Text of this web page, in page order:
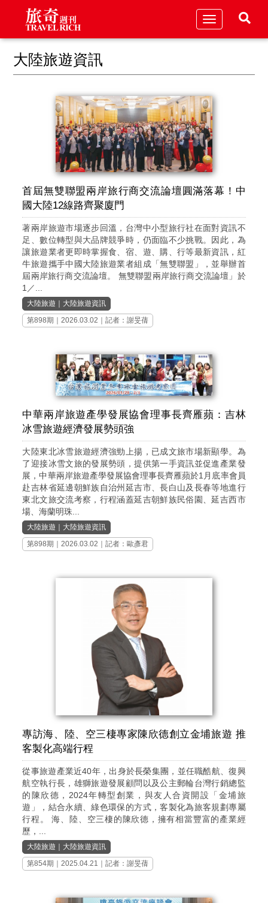
Toggle
大陸旅遊資訊
首屆無雙聯盟兩岸旅行商交流論壇圓滿落幕！中
國大陸12線路齊聚廈門
著兩岸旅遊市場逐步回溫，台灣中小型旅行社在面對資訊不
足、數位轉型與大品牌競爭時，仍面臨不少挑戰。因此，為
讓旅遊業者更即時掌握食、宿、遊、購、行等最新資訊，紅
牛旅遊攜手中國大陸旅遊業者組成「無雙聯盟」，並舉辦首
屆兩岸旅行商交流論壇。 無雙聯盟兩岸旅行商交流論壇」於
1／...
大陸旅遊 ｜ 大陸旅遊資訊
第898期 ｜2026.03.02｜記者：謝旻蒨
中華兩岸旅遊產學發展協會理事長齊雁蘋：吉林
冰雪旅遊經濟發展勢頭強
大陸東北冰雪旅遊經濟強勁上揚，已成文旅市場新顯學。為
了迎接冰雪文旅的發展勢頭，提供第一手資訊並促進產業發
展，中華兩岸旅遊產學發展協會理事長齊雁蘋於1月底率會員
赴吉林省延邊朝鮮族自治州延吉市、長白山及長春等地進行
東北文旅交流考察，行程涵蓋延吉朝鮮族民俗園、延吉西市
場、海蘭明珠...
大陸旅遊
大陸旅遊資訊
第898期
｜2026.03.02｜記者：歐彥君
專訪海、陸、空三棲專家陳欣德創立金埔旅遊 推
客製化高端行程
從事旅遊產業近40年，出身於長榮集團，並任職酷航、復興
航空執行長，雄獅旅遊發展顧問以及公主郵輪台灣行銷總監
的陳欣德，2024年轉型創業，與友人合資開設「金埔旅
遊」，結合永續、綠色環保的方式，客製化為旅客規劃專屬
行程。 海、陸、空三棲的陳欣德，擁有相當豐富的產業經
歷，...
大陸旅遊
大陸旅遊資訊
第854期
｜2025.04.21｜記者：謝旻蒨